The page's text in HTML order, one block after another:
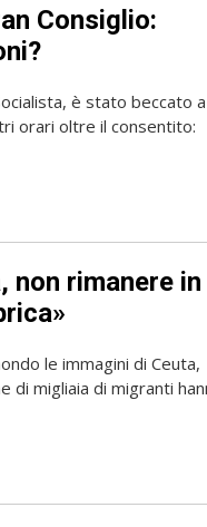
Consiglio:
è stato beccato a
orari oltre il consentito:
non rimanere in
le immagini di Ceuta,
di migliaia di migranti